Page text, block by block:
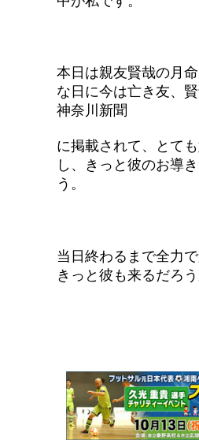
本日は親友賢哉の月
な日に今は亡き友、
神奈川新聞
に掲載されて、とて
し、きっと彼のお導
う。
当日終わるまで全力で
きっと彼も来るだろう